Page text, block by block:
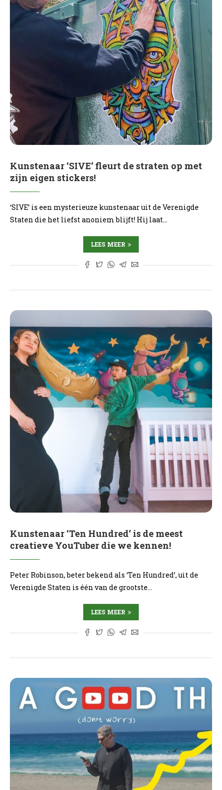
Kunstenaar ‘SIVE’ fleurt de straten op met
zijn eigen stickers!
‘SIVE’ is een mysterieuze kunstenaar uit de Verenigde
Staten die het liefst anoniem blijft! Hij laat…
LEES MEER
Kunstenaar ‘Ten Hundred’ is de meest
creatieve YouTuber die we kennen!
Peter Robinson, beter bekend als ‘Ten Hundred’, uit de
Verenigde Staten is één van de grootste…
LEES MEER